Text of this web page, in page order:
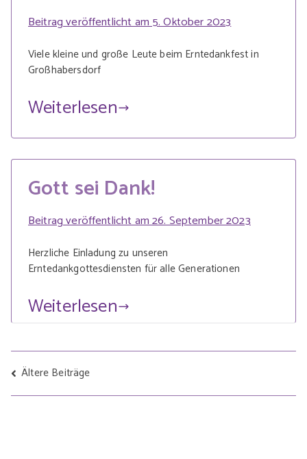
Beitrag veröffentlicht am5. Oktober 2023
Viele kleine und große Leute beim Erntedankfest in
Großhabersdorf
Weiterlesen
Gott sei Dank!
Beitrag veröffentlicht am26. September 2023
Herzliche Einladung zu unseren
Erntedankgottesdiensten für alle Generationen
Weiterlesen
Beitragsnavigation
Ältere Beiträge